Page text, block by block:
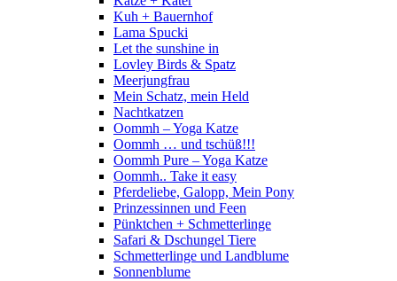
Kuh + Bauernhof
Lama Spucki
Let the sunshine in
Lovley Birds & Spatz
Meerjungfrau
Mein Schatz, mein Held
Nachtkatzen
Oommh – Yoga Katze
Oommh … und tschüß!!!
Oommh Pure – Yoga Katze
Oommh.. Take it easy
Pferdeliebe, Galopp, Mein Pony
Prinzessinnen und Feen
Pünktchen + Schmetterlinge
Safari & Dschungel Tiere
Schmetterlinge und Landblume
Sonnenblume